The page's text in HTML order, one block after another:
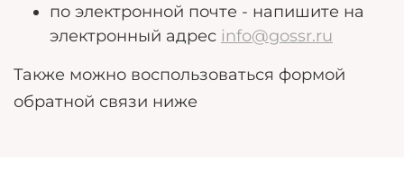
по электронной почте - напишите на
электронный адрес info@gossr.ru
Также можно воспользоваться формой
обратной связи ниже